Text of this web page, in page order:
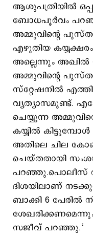
ആശുപത്രിയിൽ
ബോധപൂർവം
അമ്മുവിന്റെ
എഴുതിയ
അല്ലെന്നും അഖിൽ
അമ്മുവിന്റെ
സ്റ്റേഷനിൽ
വ്യത്യാസമുണ്ട്.
ചെയ്യുന്ന
കയ്യിൽ
അതിലെ ചില
ചെയ്തതായി
പറഞ്ഞു.പൊലീസ്
ദിശയിലാണ്
ബാക്കി 6 പേരിൽ
സജീവ് പറഞ്ഞു.‘